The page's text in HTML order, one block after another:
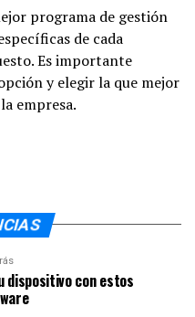
programa de gestión
de cada
Es importante
y elegir la que mejor
empresa.
dispositivo con estos